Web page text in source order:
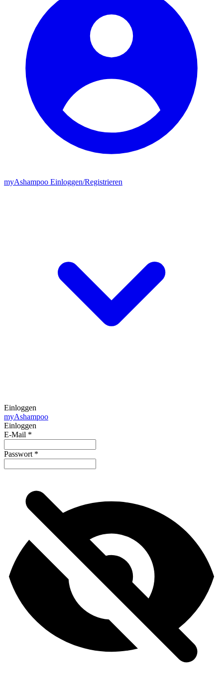
myAshampoo Einloggen/Registrieren
Einloggen
myAshampoo
Einloggen
E-Mail *
Passwort *